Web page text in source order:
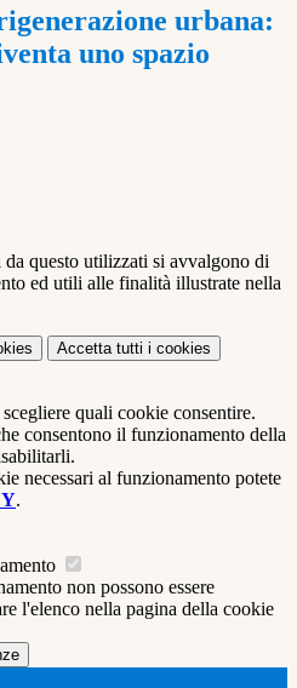
urbana:
uno spazio
questo utilizzati si avvalgono di
ed utili alle finalità illustrate nella
Accetta tutti i cookies
quali cookie consentire.
consentono il funzionamento della
necessari al funzionamento potete
.
non possono essere
l'elenco nella pagina della cookie